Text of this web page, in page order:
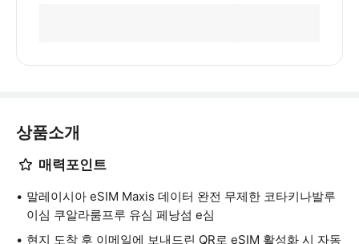
상품소개
매력포인트
말레이시아 eSIM Maxis 데이터 완전 무제한 코타키나발루
이심 쿠알라룸프루 유심 페낭섬 e심
현지 도착 후 이메일에 보내드린 QR로 eSIM 활성화 시 자동